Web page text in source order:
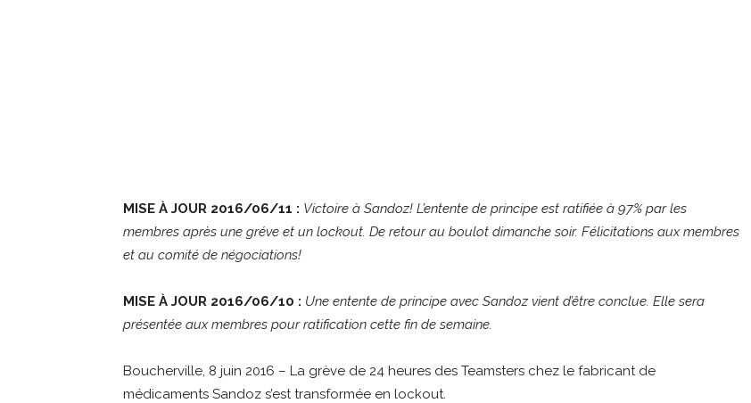
MISE À JOUR 2016/06/11 : Victoire à Sandoz! L’entente de principe est ratifiée à 97% par les
membres après une gréve et un lockout. De retour au boulot dimanche soir. Félicitations aux membres
et au comité de négociations!
MISE À JOUR 2016/06/10 : Une entente de principe avec Sandoz vient d’être conclue. Elle sera
présentée aux membres pour ratification cette fin de semaine.
Boucherville, 8 juin 2016 – La grève de 24 heures des Teamsters chez le fabricant de
médicaments Sandoz s’est transformée en lockout.